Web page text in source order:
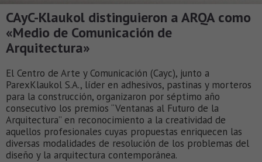
CAyC-Klaukol distinguieron a ARQA como
«Medio de Comunicación de
Arquitectura»
El Centro de Arte y Comunicación (Cayc), junto a
ParexKlaukol S.A., líder en adhesivos, pastinas y morteros
para la construcción, organizaron por séptimo año
consecutivo los premios “Ventanas al Futuro de la
Arquitectura” en reconocimiento a la creatividad de
aquellos profesionales cuyas propuestas enriquecen las
diversas modalidades de resolución de los problemas del
diseño y la arquitectura contemporánea.